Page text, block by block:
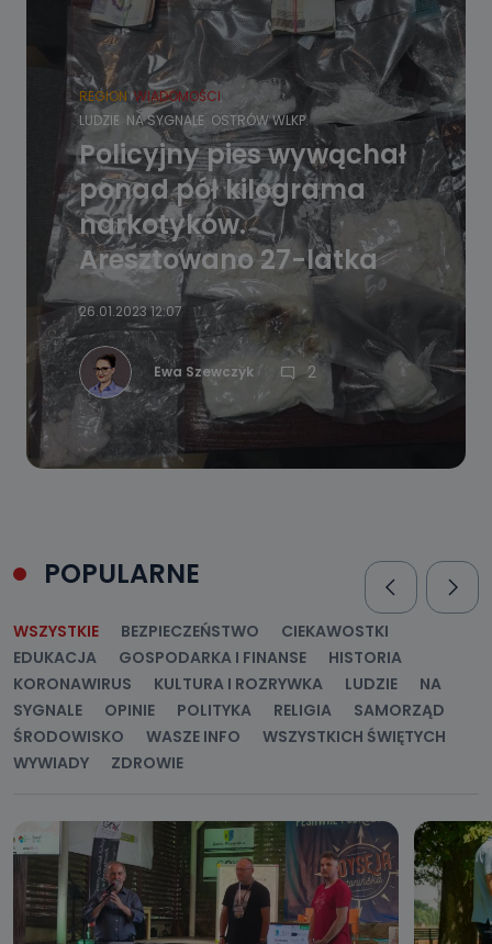
REGION WIADOMOŚCI
LUDZIE NA SYGNALE OSTRÓW WLKP.
Policyjny pies wywąchał
ponad pół kilograma
narkotyków.
Aresztowano 27-latka
26.01.2023 12:07
Ewa Szewczyk 2
POPULARNE
WSZYSTKIE BEZPIECZEŃSTWO
CIEKAWOSTKI
EDUKACJA
GOSPODARKA I FINANSE
HISTORIA
KORONAWIRUS
KULTURA I ROZRYWKA LUDZIE
NA
SYGNALE
OPINIE POLITYKA RELIGIA
SAMORZĄD
ŚRODOWISKO
WASZE INFO
WSZYSTKICH ŚWIĘTYCH
WYWIADY
ZDROWIE